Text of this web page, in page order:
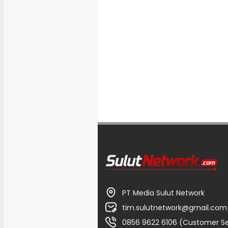
PT Media Sulut Network
tim.sulutnetwork@gmail.com
0856 9622 6106 (Customer